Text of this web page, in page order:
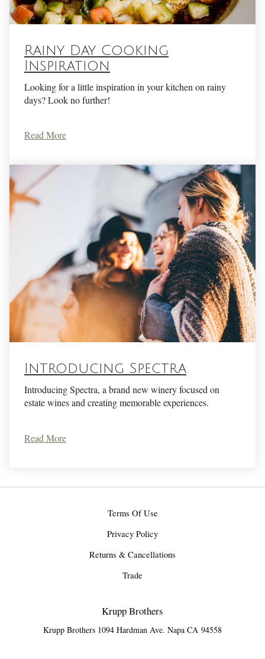
Rainy Day Cooking
Inspiration
Looking for a little inspiration in your kitchen on rainy
days? Look no further!
Read More
Introducing Spectra
Introducing Spectra, a brand new winery focused on
estate wines and creating memorable experiences.
Read More
Terms Of Use
Privacy Policy
Returns & Cancellations
Trade
Krupp Brothers
Krupp Brothers 1094 Hardman Ave. Napa CA 94558